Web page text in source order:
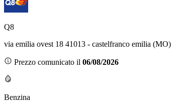
Q8
via emilia ovest 18 41013 - castelfranco emilia (MO)
Prezzo comunicato il 06/08/2026
Benzina